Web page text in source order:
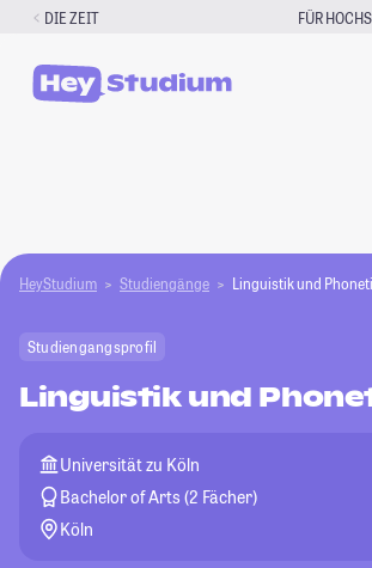
Zum
springen
DIE ZEIT FÜR
HeyStudium Studiengänge Linguistik und
Studiengangsprofil
Linguistik und
Universität zu Köln
Bachelor of Arts (2 Fächer)
Köln